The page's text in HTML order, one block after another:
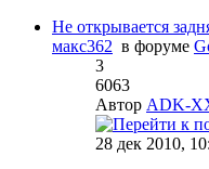
Не открывается
макс362 в форуме
3
6063
Автор ADK-
28 дек 2010,